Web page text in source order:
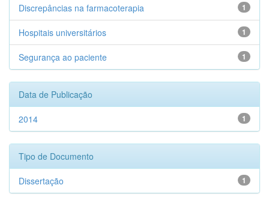
1
Discrepâncias na farmacoterapia
1
Hospitais universitários
1
Segurança ao paciente
Data de Publicação
1
2014
Tipo de Documento
1
Dissertação